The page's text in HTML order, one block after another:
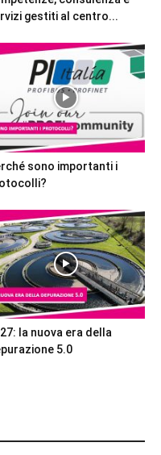
gestiti al centro...
sono importanti i
la nuova era della
5.0